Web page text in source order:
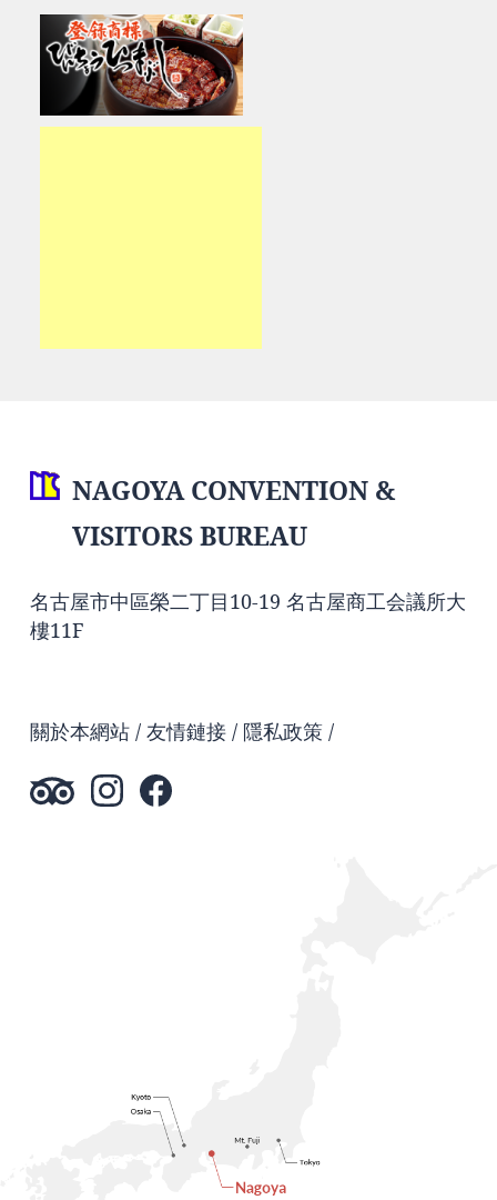
NAGOYA CONVENTION &
VISITORS BUREAU
名古屋市中區榮二丁目10-19 名古屋商工会議所大
樓11F
關於本網站 友情鏈接 隱私政策